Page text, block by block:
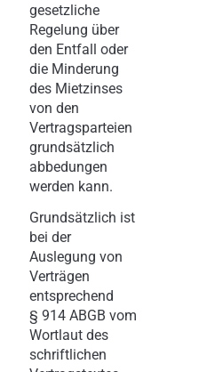
gesetzliche
Regelung über
den Entfall oder
die Minderung
des Mietzinses
von den
Vertragsparteien
grundsätzlich
abbedungen
werden kann.
Grundsätzlich ist
bei der
Auslegung von
Verträgen
entsprechend
§ 914 ABGB vom
Wortlaut des
schriftlichen